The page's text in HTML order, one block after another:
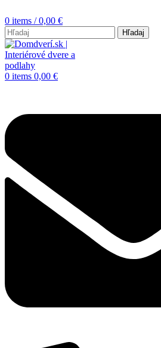
0 items / 0,00 €
Hľadaj
0 items 0,00 €